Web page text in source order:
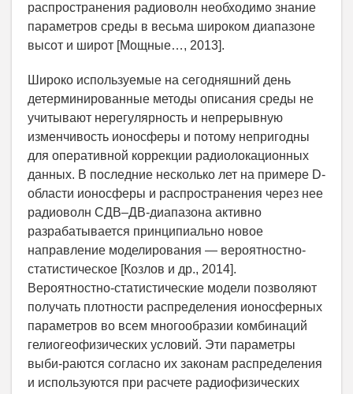
распространения радиоволн необходимо знание
параметров среды в весьма широком диапазоне
высот и широт [Мощные…, 2013].
Широко используемые на сегодняшний день
детерминированные методы описания среды не
учитывают нерегулярность и непрерывную
изменчивость ионосферы и потому непригодны
для оперативной коррекции радиолокационных
данных. В последние несколько лет на примере D-
области ионосферы и распространения через нее
радиоволн СДВ–ДВ-диапазона активно
разрабатывается принципиально новое
направление моделирования — вероятностно-
статистическое [Козлов и др., 2014].
Вероятностно-статистические модели позволяют
получать плотности распределения ионосферных
параметров во всем многообразии комбинаций
гелиогеофизических условий. Эти параметры
выби-раются согласно их законам распределения
и используются при расчете радиофизических